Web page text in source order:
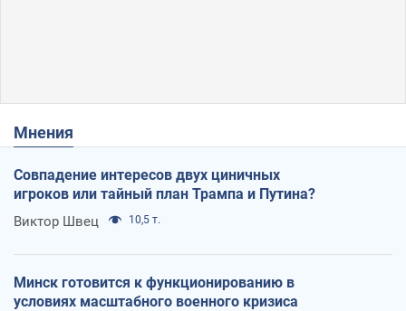
Мнения
Совпадение интересов двух циничных
игроков или тайный план Трампа и Путина?
Виктор Швец 10,5 т.
Минск готовится к функционированию в
условиях масштабного военного кризиса